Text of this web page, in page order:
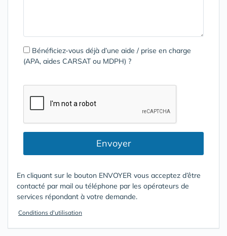
Bénéficiez-vous déjà d’une aide / prise en charge
(APA, aides CARSAT ou MDPH) ?
Envoyer
En cliquant sur le bouton ENVOYER vous acceptez d’être
contacté par mail ou téléphone par les opérateurs de
services répondant à votre demande.
Conditions d'utilisation